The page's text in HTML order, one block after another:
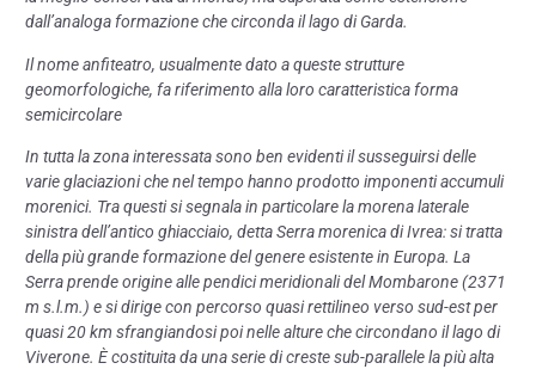
dall’analoga formazione che circonda il lago di Garda.
Il nome anfiteatro, usualmente dato a queste strutture
geomorfologiche, fa riferimento alla loro caratteristica forma
semicircolare
In tutta la zona interessata sono ben evidenti il susseguirsi delle
varie glaciazioni che nel tempo hanno prodotto imponenti accumuli
morenici. Tra questi si segnala in particolare la morena laterale
sinistra dell’antico ghiacciaio, detta Serra morenica di Ivrea: si tratta
della più grande formazione del genere esistente in Europa. La
Serra prende origine alle pendici meridionali del Mombarone (2371
m s.l.m.) e si dirige con percorso quasi rettilineo verso sud-est per
quasi 20 km sfrangiandosi poi nelle alture che circondano il lago di
Viverone. È costituita da una serie di creste sub-parallele la più alta